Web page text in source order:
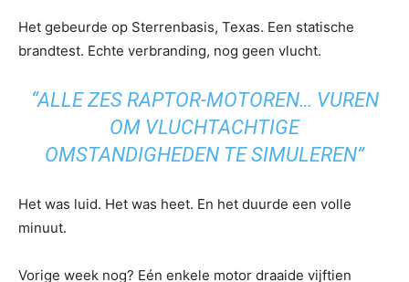
Het gebeurde op Sterrenbasis, Texas. Een statische
brandtest. Echte verbranding, nog geen vlucht.
“ALLE ZES RAPTOR-MOTOREN… VUREN
OM VLUCHTACHTIGE
OMSTANDIGHEDEN TE SIMULEREN”
Het was luid. Het was heet. En het duurde een volle
minuut.
Vorige week nog? Eén enkele motor draaide vijftien